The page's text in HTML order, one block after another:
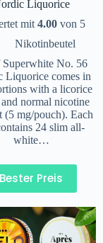
Liquorice
mit 4.00von 5
Nikotinbeutel
Superwhite No. 56
Liquorice comes in
with a licorice
normal nicotine
(5 mg/pouch). Each
24 slim all-
white…
Bester Preis